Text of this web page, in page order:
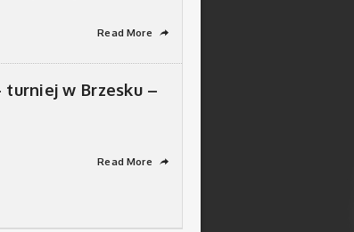
Read More
➦
turniej w Brzesku –
Read More
➦